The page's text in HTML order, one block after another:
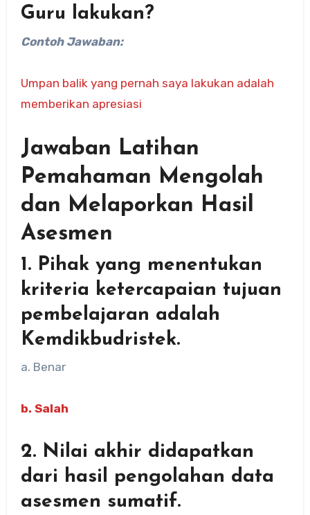
Guru lakukan?
Contoh Jawaban:
Umpan balik yang pernah saya lakukan adalah
memberikan apresiasi
Jawaban Latihan
Pemahaman Mengolah
dan Melaporkan Hasil
Asesmen
1. Pihak yang menentukan
kriteria ketercapaian tujuan
pembelajaran adalah
Kemdikbudristek.
a. Benar
b. Salah
2. Nilai akhir didapatkan
dari hasil pengolahan data
asesmen sumatif.